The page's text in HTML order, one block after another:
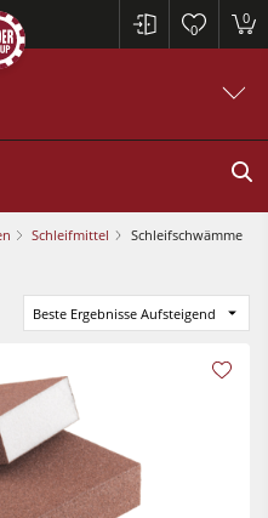
0
0
Schleifmittel Schleifschwämme
Beste Ergebnisse Aufsteigend